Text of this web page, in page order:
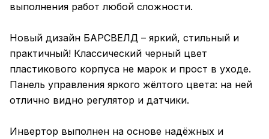
выполнения работ любой сложности.
Новый дизайн БАРСВЕЛД – яркий, стильный и
практичный! Классический черный цвет
пластикового корпуса не марок и прост в уходе.
Панель управления яркого жёлтого цвета: на ней
отлично видно регулятор и датчики.
Инвертор выполнен на основе надёжных и